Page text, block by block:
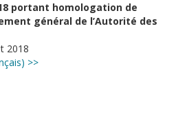
portant homologation de
général de l’Autorité des
2018
>>